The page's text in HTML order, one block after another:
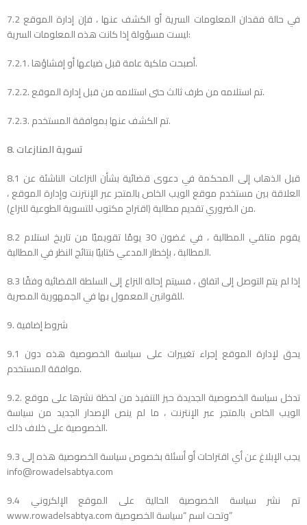
7.2 في حالة فقدان المعلومات السرية أو الكشف عنها ، فإن إدارة الموقع
ليست مسؤولة إذا كانت هذه المعلومات السرية:
7.2.1. أصبحت ملكية عامة قبل ضياعها أو إفشاؤها.
7.2.2. تم استلامه من طرف ثالث حتى استلامه من قبل إدارة الموقع.
7.2.3. تم الكشف عنها بموافقة المستخدم.
8. تسوية المنازعات
8.1 قبل الذهاب إلى المحكمة في دعوى قضائية بشأن النزاعات الناشئة عن
العلاقة بين مستخدم موقع الويب الخاص بالمتجر عبر الإنترنت وإدارة الموقع ،
من الضروري تقديم مطالبة (اقتراح مكتوب للتسوية الطوعية للنزاع).
8.2 يقوم متلقي المطالبة ، في غضون 30 يومًا تقويميًا من تاريخ استلام
المطالبة ، بإخطار المدعي كتابيًا بنتائج النظر في المطالبة.
8.3 إذا لم يتم التوصل إلى اتفاق ، فسيتم إحالة النزاع إلى السلطة القضائية وفقًا
للقوانين المعمول بها في الجمهورية المصرية.
9. شروط إضافية
9.1 يحق لإدارة الموقع إجراء تغييرات على سياسة الخصوصية هذه دون
موافقة المستخدم.
9.2. تدخل سياسة الخصوصية الجديدة حيز التنفيذ من لحظة نشرها على موقع
الويب الخاص بالمتجر عبر الإنترنت ، ما لم ينص الإصدار الجديد من سياسة
الخصوصية على خلاف ذلك.
9.3 يجب الإبلاغ عن أي اقتراحات أو أسئلة بخصوص سياسة الخصوصية هذه إلى
info@rowadelsabtya.com
9.4 تم نشر سياسة الخصوصية الحالية على الموقع الإلكروني
www.rowadelsabtya.com وتحت اسم “سياسة الخصوصية”